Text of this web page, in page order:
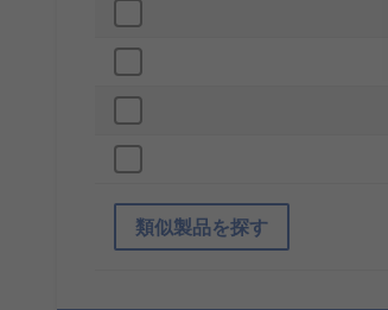
類似製品を探す